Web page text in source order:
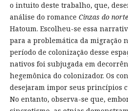
o intuito deste trabalho, que,
análise do romance Cinzas do norte
Hatoum. Escolheu-se essa
para a problemática da migração
período de colonização desse
nativos foi subjugada em
hegemônica do colonizador. Os
desejaram impor seus princípios
No entanto, observa-se que,